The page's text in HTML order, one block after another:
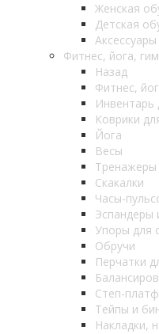
Женская
Детская
Аксессуары
Фитнес, йога,
Назад
Фитнес,
Инвентарь
Коврики
Йога
Весы
Тренажеры
Скакалки
Часы-
Эспандеры
Упоры для
Обручи
Перчатки
Степ-
Тейпы и
Накладки,